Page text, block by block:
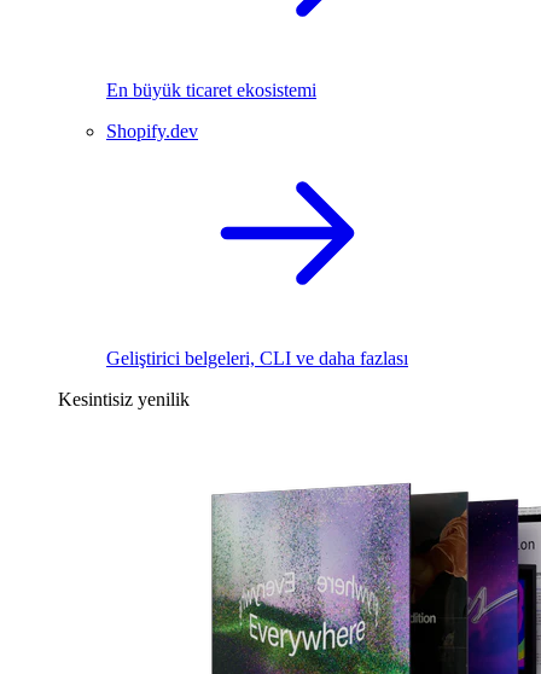
En büyük ticaret ekosistemi
Shopify.dev
Geliştirici belgeleri, CLI ve daha fazlası
Kesintisiz yenilik